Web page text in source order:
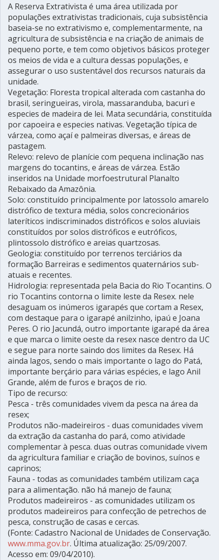
A Reserva Extrativista é uma área utilizada por
populações extrativistas tradicionais, cuja subsistência
baseia-se no extrativismo e, complementarmente, na
agricultura de subsistência e na criação de animais de
pequeno porte, e tem como objetivos básicos proteger
os meios de vida e a cultura dessas populações, e
assegurar o uso sustentável dos recursos naturais da
unidade.
Vegetação: Floresta tropical alterada com castanha do
brasil, seringueiras, virola, massaranduba, bacuri e
especies de madeira de lei. Mata secundária, constituída
por capoeira e especies nativas. Vegetação típica de
várzea, como açaí e palmeiras diversas, e áreas de
pastagem.
Relevo: relevo de planície com pequena inclinação nas
margens do tocantins, e áreas de várzea. Estão
inseridos na Unidade morfoestrutural Planalto
Rebaixado da Amazônia.
Solo: constituído principalmente por latossolo amarelo
distrófico de textura média, solos concrecionários
lateríticos indiscriminados distróficos e solos aluviais
constituídos por solos distróficos e eutróficos,
plintossolo distrófico e areias quartzosas.
Geologia: constituído por terrenos terciários da
formação Barreiras e sedimentos quaternários sub-
atuais e recentes.
Hidrologia: representada pela Bacia do Rio Tocantins. O
rio Tocantins contorna o limite leste da Resex. nele
desaguam os inúmeros igarapés que cortam a Resex,
com destaque para o igarapé anilzinho, ipaú e Joana
Peres. O rio Jacundá, outro importante igarapé da área
e que marca o limite oeste da resex nasce dentro da UC
e segue para norte saindo dos limites da Resex. Há
ainda lagos, sendo o mais importante o lago do Patá,
importante berçário para várias espécies, e lago Anil
Grande, além de furos e braços de rio.
Tipo de recurso:
Pesca - três comunidades vivem da pesca na área da
resex;
Produtos não-madeireiros - duas comunidades vivem
da extração da castanha do pará, como atividade
complementar à pesca. duas outras comunidade vivem
da agricultura familiar e criação de bovinos, suínos e
caprinos;
Fauna - todas as comunidades também utilizam caça
para a alimentação. não há manejo de fauna;
Produtos madeireiros - as comunidades utilizam os
produtos madeireiros para confecção de petrechos de
pesca, construção de casas e cercas.
(Fonte: Cadastro Nacional de Unidades de Conservação.
www.mma.gov.br. Última atualização: 25/09/2007.
Acesso em: 09/04/2010).